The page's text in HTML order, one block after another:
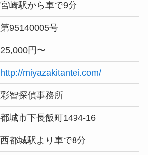
宮崎駅から車で9分
第95140005号
25,000円〜
http://miyazakitantei.com/
彩智探偵事務所
都城市下長飯町1494-16
西都城駅より車で8分